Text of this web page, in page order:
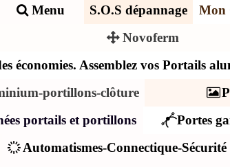
Menu S.O.S dépannage Mon
Novoferm
économies. Assemblez vos Portails
portillons-clôture
portails et portillons
Portes
Automatismes-Connectique-Sécurité